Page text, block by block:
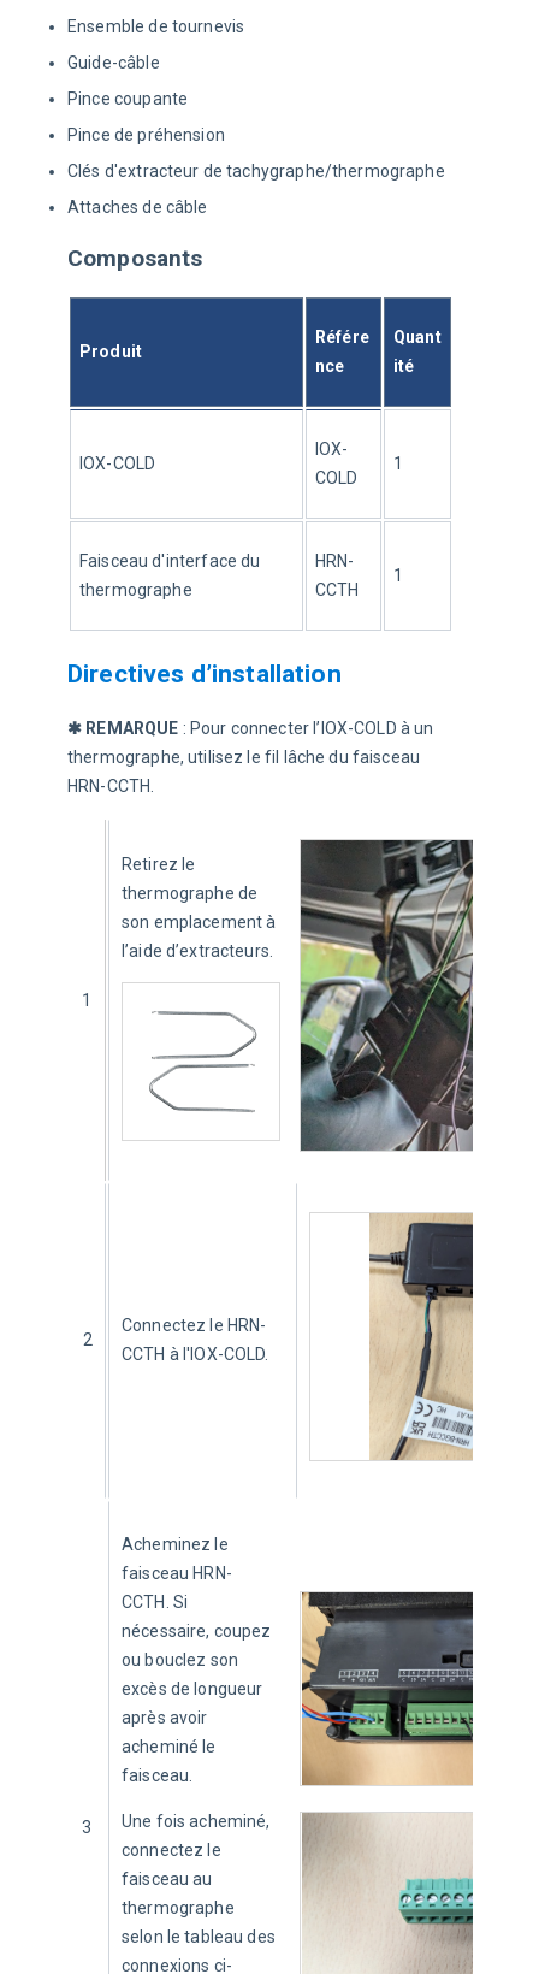
Ensemble de tournevis
Guide-câble
Pince coupante
Pince de préhension
Clés d'extracteur de tachygraphe/thermographe
Attaches de câble
Composants
Produit
Référe
nce
Quant
ité
IOX-COLD
IOX-
COLD
1
Faisceau d'interface du
thermographe
HRN-
CCTH
1
Directives d’installation
✱ REMARQUE : Pour connecter l’IOX-COLD à un
thermographe, utilisez le fil lâche du faisceau
HRN-CCTH.
1
Retirez le
thermographe de
son emplacement à
l’aide d’extracteurs.
2
Connectez le HRN-
CCTH à l'IOX-COLD.
3
Acheminez le
faisceau HRN-
CCTH. Si
nécessaire, coupez
ou bouclez son
excès de longueur
après avoir
acheminé le
faisceau.
Une fois acheminé,
connectez le
faisceau au
thermographe
selon le tableau des
connexions ci-